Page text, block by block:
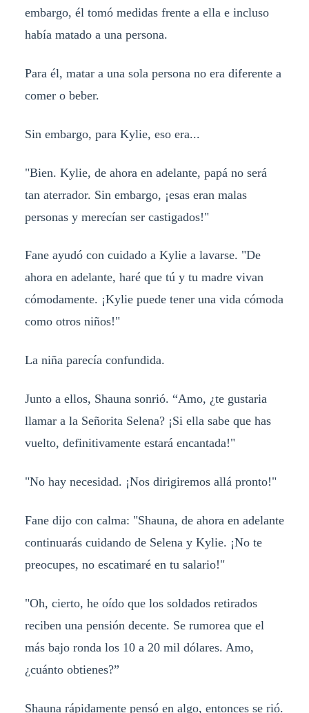
embargo, él tomó medidas frente a ella e incluso
había matado a una persona.
Para él, matar a una sola persona no era diferente a
comer o beber.
Sin embargo, para Kylie, eso era...
"Bien. Kylie, de ahora en adelante, papá no será
tan aterrador. Sin embargo, ¡esas eran malas
personas y merecían ser castigados!"
Fane ayudó con cuidado a Kylie a lavarse. "De
ahora en adelante, haré que tú y tu madre vivan
cómodamente. ¡Kylie puede tener una vida cómoda
como otros niños!"
La niña parecía confundida.
Junto a ellos, Shauna sonrió. “Amo, ¿te gustaria
llamar a la Señorita Selena? ¡Si ella sabe que has
vuelto, definitivamente estará encantada!"
"No hay necesidad. ¡Nos dirigiremos allá pronto!"
Fane dijo con calma: "Shauna, de ahora en adelante
continuarás cuidando de Selena y Kylie. ¡No te
preocupes, no escatimaré en tu salario!"
"Oh, cierto, he oído que los soldados retirados
reciben una pensión decente. Se rumorea que el
más bajo ronda los 10 a 20 mil dólares. Amo,
¿cuánto obtienes?”
Shauna rápidamente pensó en algo, entonces se rió.